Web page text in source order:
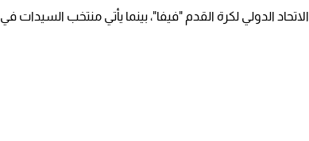
الـ34 عالميًا في تصنيف الاتحاد الدولي لكرة القدم "فيفا"، بينما يأتي منتخب السيدات في